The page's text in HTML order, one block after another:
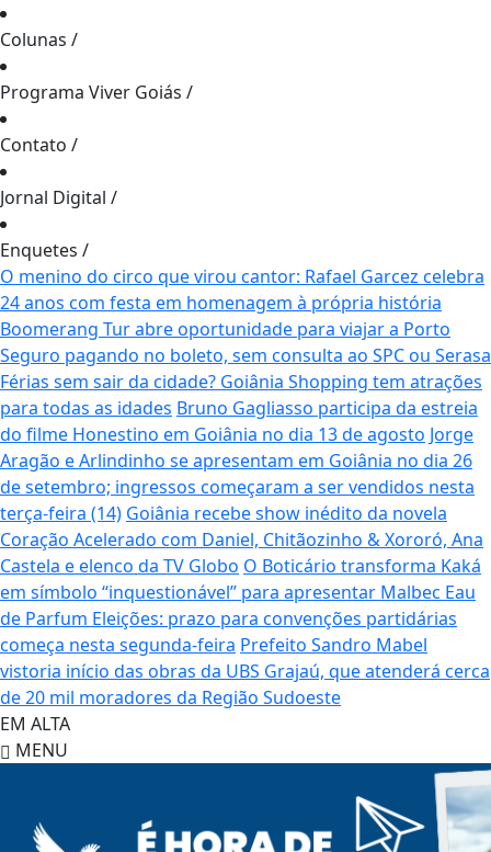
Colunas /
Programa Viver Goiás /
Contato /
Jornal Digital /
Enquetes /
O menino do circo que virou cantor: Rafael Garcez celebra
24 anos com festa em homenagem à própria história
Boomerang Tur abre oportunidade para viajar a Porto
Seguro pagando no boleto, sem consulta ao SPC ou Serasa
Férias sem sair da cidade? Goiânia Shopping tem atrações
para todas as idades Bruno Gagliasso participa da estreia
do filme Honestino em Goiânia no dia 13 de agosto Jorge
Aragão e Arlindinho se apresentam em Goiânia no dia 26
de setembro; ingressos começaram a ser vendidos nesta
terça-feira (14) Goiânia recebe show inédito da novela
Coração Acelerado com Daniel, Chitãozinho & Xororó, Ana
Castela e elenco da TV Globo O Boticário transforma Kaká
em símbolo “inquestionável” para apresentar Malbec Eau
de Parfum Eleições: prazo para convenções partidárias
começa nesta segunda-feira Prefeito Sandro Mabel
vistoria início das obras da UBS Grajaú, que atenderá cerca
de 20 mil moradores da Região Sudoeste
EM ALTA
MENU